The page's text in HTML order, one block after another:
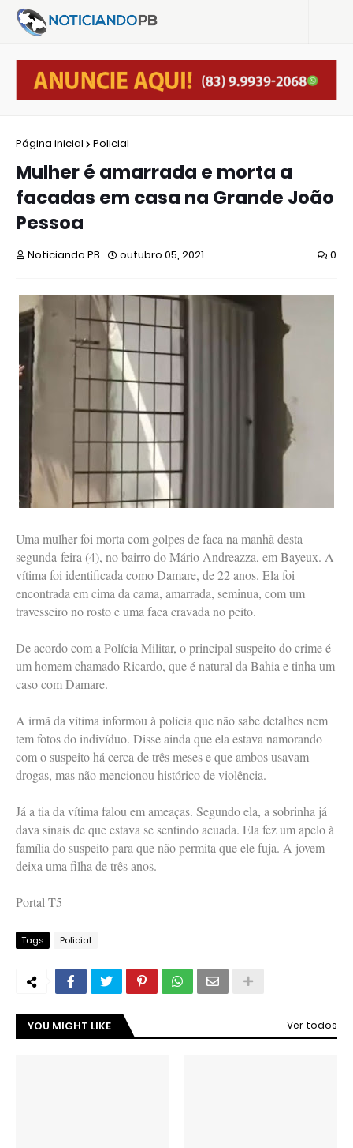
Página inicial Policial
Mulher é amarrada e morta a
facadas em casa na Grande João
Pessoa
Noticiando PB outubro 05, 2021 0
Uma mulher foi morta com golpes de faca na manhã desta
segunda-feira (4), no bairro do Mário Andreazza, em Bayeux. A
vítima foi identificada como Damare, de 22 anos. Ela foi
encontrada em cima da cama, amarrada, seminua, com um
travesseiro no rosto e uma faca cravada no peito.
De acordo com a Polícia Militar, o principal suspeito do crime é
um homem chamado Ricardo, que é natural da Bahia e tinha um
caso com Damare.
A irmã da vítima informou à polícia que não sabe detalhes nem
tem fotos do indivíduo. Disse ainda que ela estava namorando
com o suspeito há cerca de três meses e que ambos usavam
drogas, mas não mencionou histórico de violência.
Já a tia da vítima falou em ameaças. Segundo ela, a sobrinha já
dava sinais de que estava se sentindo acuada. Ela fez um apelo à
família do suspeito para que não permita que ele fuja. A jovem
deixa uma filha de três anos.
Portal T5
Tags Policial
YOU MIGHT LIKE Ver todos